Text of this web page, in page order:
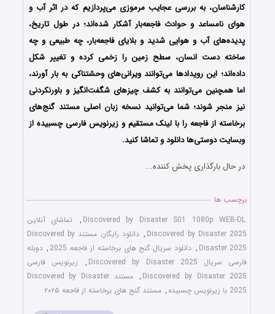
کارشناسان، به بررسی عجایب مرموزی می‌پردازیم که در اثر آب و
هوای نامساعد و حوادث فاجعه‌بار آشکار شده‌اند؛ در طول تاریخ،
پدیده‌های آب و هوایی شدید و بلایای فاجعه‌بار، چه طبیعی و چه
ساخته دست انسان، سطح زمین را زخمی کرده و تغییر شکل
داده‌اند؛ این رویدادها می‌توانند ویرانی‌های وحشتناکی به بار آورند،
اما همچنین می‌توانند به کشف چیزهای شگفت‌انگیز و باورنکردنی
نیز منجر شوند؛شما می‌توانید نسخه زبان اصلی مستند گنج‌های
برخاسته از فاجعه را با لینک مستقیم و زیرنویس فارسی چسبیده از
وبسایت دوستی‌ها دانلود و تماشا کنید.
در حال بارگذاری پخش کننده...
برچسب ها
Discovered by Disaster S01 1080p WEB-DL
,
تماشای آنلاین
Discovered by Disaster 2025
,
دانلود رایگان مستند Discovered by
Disaster 2025
, دانلود سریال گنج های برخاسته از فاجعه 2025 , دوبله
فارسی سریال Discovered by Disaster 2025
,
زیرنویس فارسی
Discovered by Disaster 2025
,
مستند Discovered by Disaster
2025 با زیرنویس چسبیده
, مستند گنج های برخاسته از فاجعه ۲۰۲۵